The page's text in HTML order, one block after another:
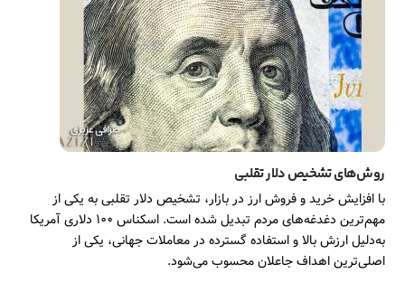
روش‌های تشخیص دلار تقلبی
با افزایش خرید و فروش ارز در بازار، تشخیص دلار تقلبی به یکی از
مهم‌ترین دغدغه‌های مردم تبدیل شده است. اسکناس ۱۰۰ دلاری آمریکا
به‌دلیل ارزش بالا و استفاده گسترده در معاملات جهانی، یکی از
اصلی‌ترین اهداف جاعلان محسوب می‌شود.